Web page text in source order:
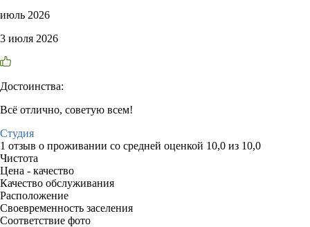
июль 2026
3 июля 2026
Достоинства:
Всё отлично, советую всем!
Студия
1 отзыв о проживании со средней оценкой 10,0 из 10,0
Чистота
Цена - качество
Качество обслуживания
Расположение
Своевременность заселения
Соответствие фото